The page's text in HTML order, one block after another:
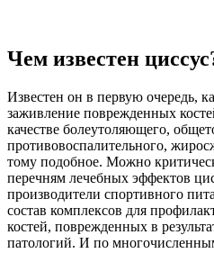
Чем известен
Известен он в первую очередь,
заживление поврежденных
качестве болеутоляющего,
противовоспалительного,
тому подобное. Можно
перечням лечебных эффектов
производители спортивного
состав комплексов для
костей, поврежденных в
патологий. И по